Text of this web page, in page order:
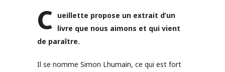
C ueillette propose un extrait d’un
livre que nous aimons et qui vient
de paraître.
Il se nomme Simon Lhumain, ce qui est fort